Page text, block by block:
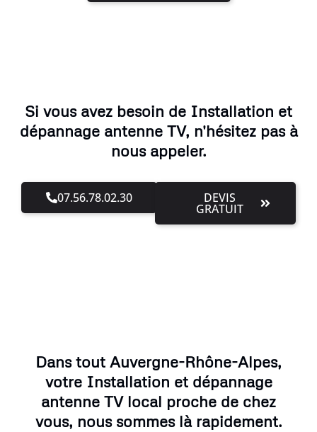
Si vous avez besoin de Installation et
dépannage antenne TV, n'hésitez pas à
nous appeler.
07.56.78.02.30 DEVIS
GRATUIT
Dans tout Auvergne-Rhône-Alpes,
votre Installation et dépannage
antenne TV local proche de chez
vous, nous sommes là rapidement.